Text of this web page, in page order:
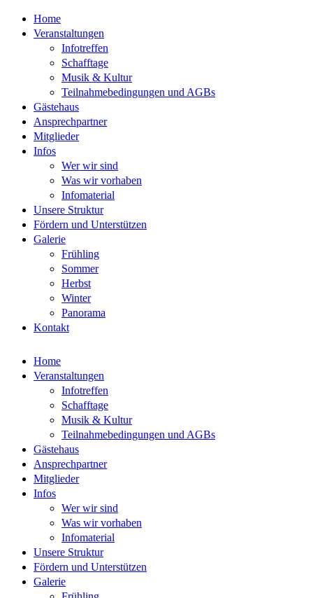
Home
Veranstaltungen
Infotreffen
Schafftage
Musik & Kultur
Teilnahmebedingungen und AGBs
Gästehaus
Ansprechpartner
Mitglieder
Infos
Wer wir sind
Was wir vorhaben
Infomaterial
Unsere Struktur
Fördern und Unterstützen
Galerie
Frühling
Sommer
Herbst
Winter
Panorama
Kontakt
Home
Veranstaltungen
Infotreffen
Schafftage
Musik & Kultur
Teilnahmebedingungen und AGBs
Gästehaus
Ansprechpartner
Mitglieder
Infos
Wer wir sind
Was wir vorhaben
Infomaterial
Unsere Struktur
Fördern und Unterstützen
Galerie